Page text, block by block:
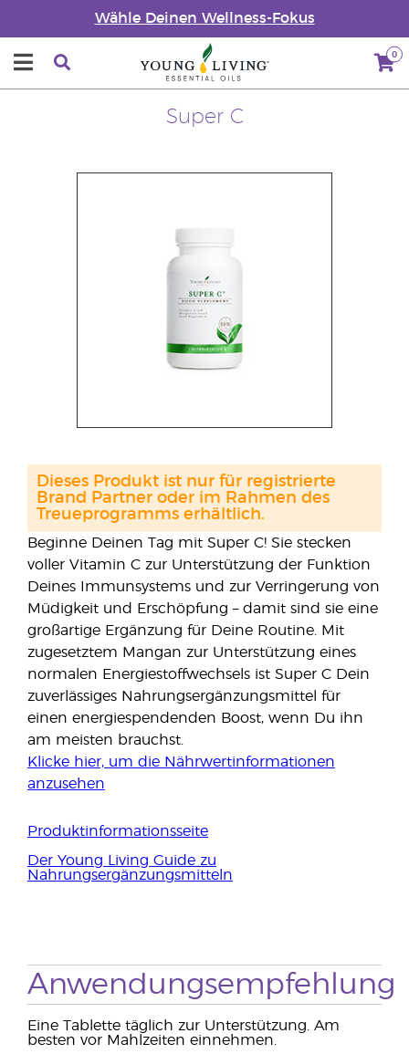
Wähle Deinen Wellness-Fokus
0
Super C
Beginne Deinen Tag mit Super C! Sie stecken
voller Vitamin C zur Unterstützung der Funktion
Deines Immunsystems und zur Verringerung von
Müdigkeit und Erschöpfung – damit sind sie eine
großartige Ergänzung für Deine Routine. Mit
zugesetztem Mangan zur Unterstützung eines
normalen Energiestoffwechsels ist Super C Dein
zuverlässiges Nahrungsergänzungsmittel für
einen energiespendenden Boost, wenn Du ihn
am meisten brauchst.
Klicke hier, um die Nährwertinformationen
anzusehen
Produktinformationsseite
Der Young Living Guide zu
Nahrungsergänzungsmitteln
Dieses Produkt ist nur für registrierte
Brand Partner oder im Rahmen des
Treueprogramms erhältlich.
Anwendungsempfehlung
Eine Tablette täglich zur Unterstützung. Am
besten vor Mahlzeiten einnehmen.